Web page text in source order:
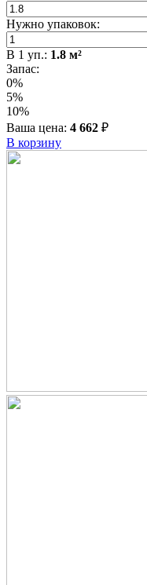
Нужно упаковок:
В 1 уп.: 1.8 м²
Запас:
0%
5%
10%
Ваша цена: 4 662 ₽
В корзину